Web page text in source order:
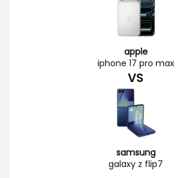
apple
iphone 17 pro max
VS
samsung
galaxy z flip7